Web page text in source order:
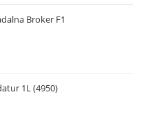
Broker F1
1L (4950)